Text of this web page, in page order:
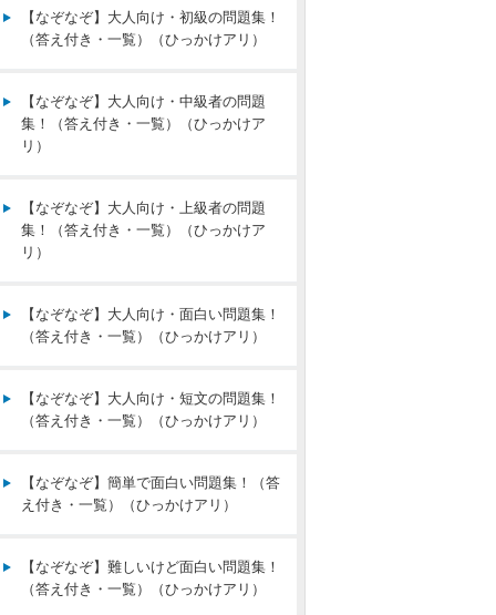
【なぞなぞ】大人向け・初級の問題集！
（答え付き・一覧）（ひっかけアリ）
【なぞなぞ】大人向け・中級者の問題
集！（答え付き・一覧）（ひっかけア
リ）
【なぞなぞ】大人向け・上級者の問題
集！（答え付き・一覧）（ひっかけア
リ）
【なぞなぞ】大人向け・面白い問題集！
（答え付き・一覧）（ひっかけアリ）
【なぞなぞ】大人向け・短文の問題集！
（答え付き・一覧）（ひっかけアリ）
【なぞなぞ】簡単で面白い問題集！（答
え付き・一覧）（ひっかけアリ）
【なぞなぞ】難しいけど面白い問題集！
（答え付き・一覧）（ひっかけアリ）